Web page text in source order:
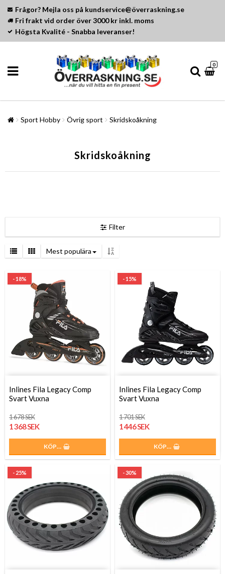
Frågor? Mejla oss på kundservice@överraskning.se
Fri frakt vid order över 3000 kr inkl. moms
Högsta Kvalité - Snabba leveranser!
0
Sport Hobby Övrig sport Skridskoåkning
Skridskoåkning
Filter
Mest populära
- 18%
Inlines Fila Legacy Comp
Svart Vuxna
1 678 SEK
1 368 SEK
KÖP…
- 15%
Inlines Fila Legacy Comp
Svart Vuxna
1 701 SEK
1 446 SEK
KÖP…
- 25% - 30%